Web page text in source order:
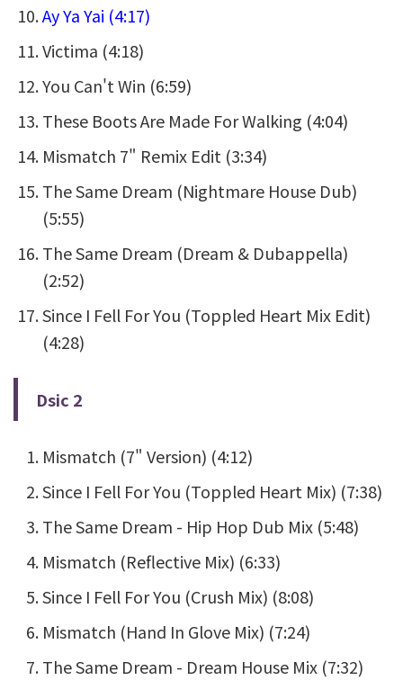
Ay Ya Yai (4:17)
Victima (4:18)
You Can't Win (6:59)
These Boots Are Made For Walking (4:04)
Mismatch 7" Remix Edit (3:34)
The Same Dream (Nightmare House Dub)
(5:55)
The Same Dream (Dream & Dubappella)
(2:52)
Since I Fell For You (Toppled Heart Mix Edit)
(4:28)
Dsic 2
Mismatch (7" Version) (4:12)
Since I Fell For You (Toppled Heart Mix) (7:38)
The Same Dream - Hip Hop Dub Mix (5:48)
Mismatch (Reflective Mix) (6:33)
Since I Fell For You (Crush Mix) (8:08)
Mismatch (Hand In Glove Mix) (7:24)
The Same Dream - Dream House Mix (7:32)